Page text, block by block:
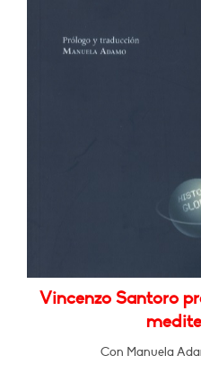
Vincenzo Santoro
Con Manuela